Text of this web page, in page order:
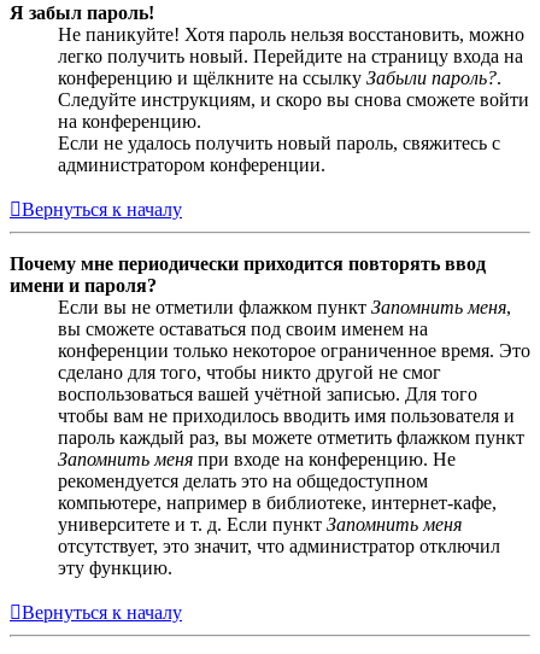
Я забыл пароль!
Не паникуйте! Хотя пароль нельзя восстановить, можно
легко получить новый. Перейдите на страницу входа на
конференцию и щёлкните на ссылку Забыли пароль?.
Следуйте инструкциям, и скоро вы снова сможете войти
на конференцию.
Если не удалось получить новый пароль, свяжитесь с
администратором конференции.
Вернуться к началу
Почему мне периодически приходится повторять ввод
имени и пароля?
Если вы не отметили флажком пункт Запомнить меня,
вы сможете оставаться под своим именем на
конференции только некоторое ограниченное время. Это
сделано для того, чтобы никто другой не смог
воспользоваться вашей учётной записью. Для того
чтобы вам не приходилось вводить имя пользователя и
пароль каждый раз, вы можете отметить флажком пункт
Запомнить меня при входе на конференцию. Не
рекомендуется делать это на общедоступном
компьютере, например в библиотеке, интернет-кафе,
университете и т. д. Если пункт Запомнить меня
отсутствует, это значит, что администратор отключил
эту функцию.
Вернуться к началу